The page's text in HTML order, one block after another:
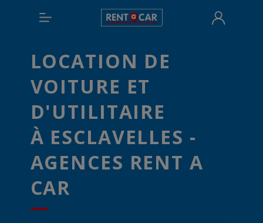
LOCATION DE
VOITURE ET
D'UTILITAIRE
À ESCLAVELLES -
AGENCES RENT A
CAR